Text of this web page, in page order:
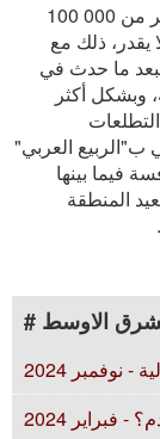
المحصلة، غير النهائية للأسف، هي بلد مدمر وأكثر من 000 100
يقدر، ذلك مع
فبعد ما حدث في
وبشكل أكثر
ب"الربيع العربي"
فيما بينها
المنطقة
2024
2024